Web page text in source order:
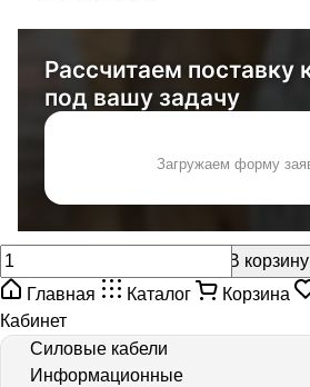
Рассчитаем поставку
под вашу задачу
Загружаем форму
В корзину
Главная
Каталог Корзина
Кабинет
Силовые кабели
Информационные